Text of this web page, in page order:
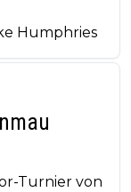
Humphries
Turnier von